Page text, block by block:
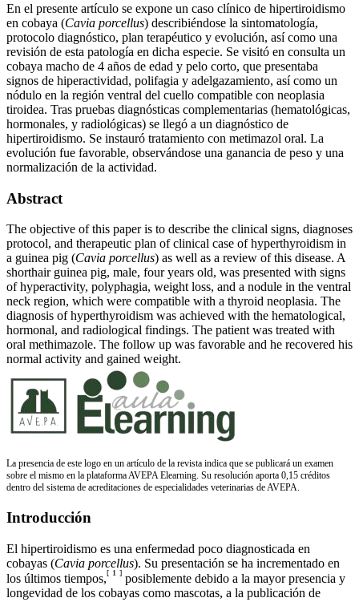
En el presente artículo se expone un caso clínico de hipertiroidismo
en cobaya (Cavia porcellus) describiéndose la sintomatología,
protocolo diagnóstico, plan terapéutico y evolución, así como una
revisión de esta patología en dicha especie. Se visitó en consulta un
cobaya macho de 4 años de edad y pelo corto, que presentaba
signos de hiperactividad, polifagia y adelgazamiento, así como un
nódulo en la región ventral del cuello compatible con neoplasia
tiroidea. Tras pruebas diagnósticas complementarias (hematológicas,
hormonales, y radiológicas) se llegó a un diagnóstico de
hipertiroidismo. Se instauró tratamiento con metimazol oral. La
evolución fue favorable, observándose una ganancia de peso y una
normalización de la actividad.
Abstract
The objective of this paper is to describe the clinical signs, diagnoses
protocol, and therapeutic plan of clinical case of hyperthyroidism in
a guinea pig (Cavia porcellus) as well as a review of this disease. A
shorthair guinea pig, male, four years old, was presented with signs
of hyperactivity, polyphagia, weight loss, and a nodule in the ventral
neck region, which were compatible with a thyroid neoplasia. The
diagnosis of hyperthyroidism was achieved with the hematological,
hormonal, and radiological findings. The patient was treated with
oral methimazole. The follow up was favorable and he recovered his
normal activity and gained weight.
La presencia de este logo en un artículo de la revista indica que se publicará un examen
sobre el mismo en la plataforma AVEPA Elearning. Su resolución aporta 0,15 créditos
dentro del sistema de acreditaciones de especialidades veterinarias de AVEPA.
Introducción
El hipertiroidismo es una enfermedad poco diagnosticada en
cobayas (Cavia porcellus). Su presentación se ha incrementado en
los últimos tiempos,[ 1 ] posiblemente debido a la mayor presencia y
longevidad de los cobayas como mascotas, a la publicación de